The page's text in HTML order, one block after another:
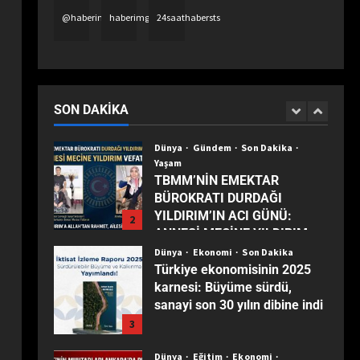
@haberimgazetehaberimgazetetv24saathabersts
SON DAKIKA
SIFIRLANMALI
ANNESİ MECİNE YILDIRIM
VEFAT ETTİ
3
Dünya Ekonomi Son Dakika
Türkiye ekonomisinin 2025
karnesi: Büyüme sürdü,
sanayi son 30 yılın dibine indi
4
Dünya Eğitim
Ekonomi
Gündem
Son Dakika
Turizm
Yaşam
Yerel
TÜRKİYE’NİN MUHTARLARI
Dünya Ekonomi
Gündem